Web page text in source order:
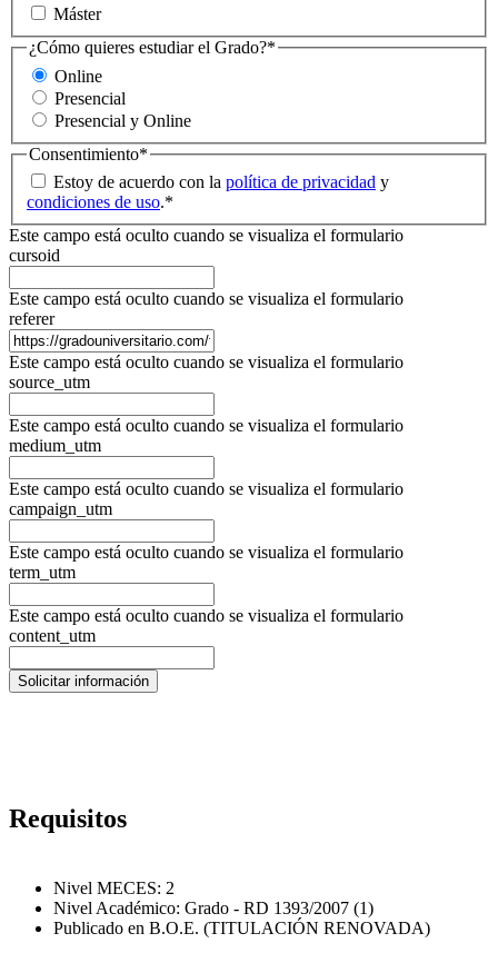
Máster
¿Cómo quieres estudiar el Grado?*
Online
Presencial
Presencial y Online
Consentimiento*
Estoy de acuerdo con la política de privacidad y
condiciones de uso.*
Este campo está oculto cuando se visualiza el formulario
cursoid
Este campo está oculto cuando se visualiza el formulario
referer
Este campo está oculto cuando se visualiza el formulario
source_utm
Este campo está oculto cuando se visualiza el formulario
medium_utm
Este campo está oculto cuando se visualiza el formulario
campaign_utm
Este campo está oculto cuando se visualiza el formulario
term_utm
Este campo está oculto cuando se visualiza el formulario
content_utm
Requisitos
Nivel MECES: 2
Nivel Académico: Grado - RD 1393/2007 (1)
Publicado en B.O.E. (TITULACIÓN RENOVADA)